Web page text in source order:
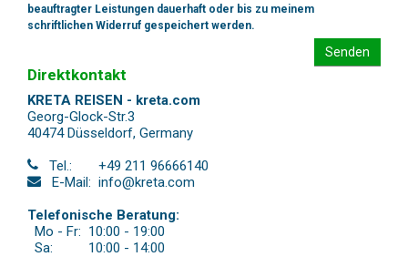
beauftragter Leistungen dauerhaft oder bis zu meinem
schriftlichen Widerruf gespeichert werden.
Senden
Direktkontakt
KRETA REISEN - kreta.com
Georg-Glock-Str.3
40474 Düsseldorf, Germany
Tel.:
+49 211 96666140
E-Mail: info@kreta.com
Telefonische Beratung:
Mo - Fr: 10:00 - 19:00
Sa:
10:00 - 14:00